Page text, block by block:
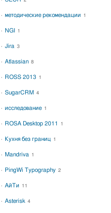
методические рекомендации 1
NGI 1
Jira 3
Atlassian 8
ROSS 2013 1
SugarCRM 4
исследование 1
ROSA Desktop 2011 1
Кухня без границ 1
Mandriva 1
PingWi Typography 2
АйТи 11
Asterisk 4